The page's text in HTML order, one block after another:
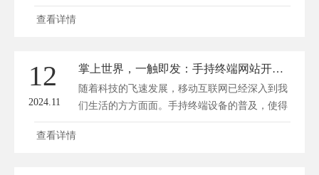
适配多设备的移动端用户体验不仅提升用户满意
创新 响应式设计是适配多设备的关键，它通过
弹性布局...
查看详情
12
2024.11
掌上世界，一触即发：手持终端网站开发新篇章
随着科技的飞速发展，移动互联网已经深入到我
们生活的方方面面。手持终端设备的普及，使得
人们可以随时随地接入互联网，享受便捷的在线
查看详情